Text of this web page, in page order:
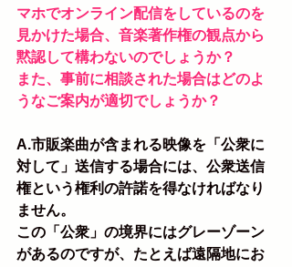
マホでオンライン配信をしているのを
見かけた場合、音楽著作権の観点から
黙認して構わないのでしょうか？
また、事前に相談された場合はどのよ
うなご案内が適切でしょうか？
A.市販楽曲が含まれる映像を「公衆に
対して」送信する場合には、公衆送信
権という権利の許諾を得なければなり
ません。
この「公衆」の境界にはグレーゾーン
があるのですが、たとえば遠隔地にお